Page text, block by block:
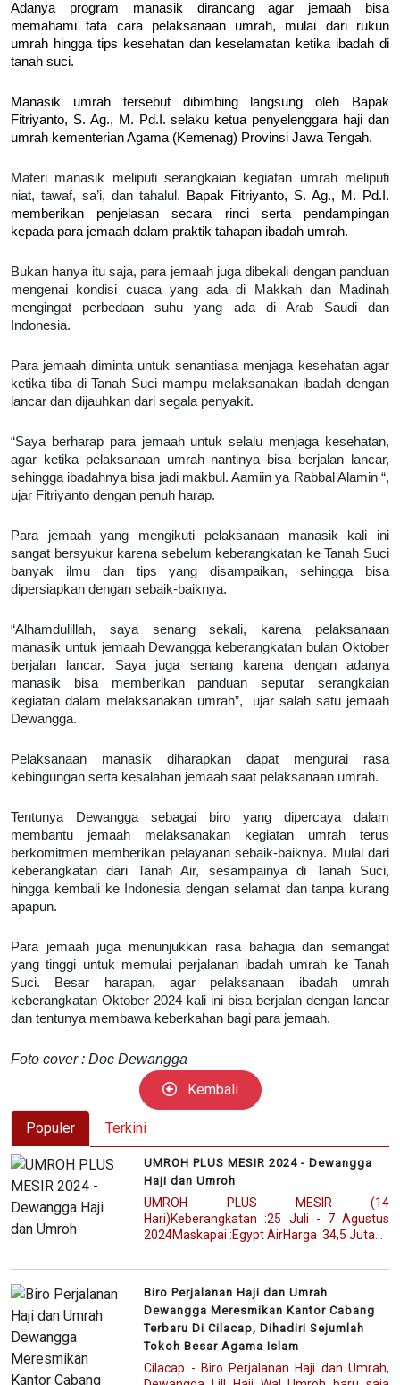
Adanya program manasik dirancang agar jemaah bisa
memahami tata cara pelaksanaan umrah, mulai dari rukun
umrah hingga tips kesehatan dan keselamatan ketika ibadah di
tanah suci.
Manasik umrah tersebut dibimbing langsung oleh Bapak
Fitriyanto, S. Ag., M. Pd.I. selaku ketua penyelenggara haji dan
umrah kementerian Agama (Kemenag) Provinsi Jawa Tengah.
Materi manasik meliputi serangkaian kegiatan umrah meliputi
niat, tawaf, sa’i, dan tahalul.
Bapak Fitriyanto, S. Ag., M. Pd.I.
memberikan penjelasan secara rinci serta pendampingan
kepada para jemaah dalam praktik tahapan ibadah umrah.
Bukan hanya itu saja, para jemaah juga dibekali dengan panduan
mengenai kondisi cuaca yang ada di Makkah dan Madinah
mengingat perbedaan suhu yang ada di Arab Saudi dan
Indonesia.
Para jemaah diminta untuk senantiasa menjaga kesehatan agar
ketika tiba di Tanah Suci mampu melaksanakan ibadah dengan
lancar dan dijauhkan dari segala penyakit.
“Saya berharap para jemaah untuk selalu menjaga kesehatan,
agar ketika pelaksanaan umrah nantinya bisa berjalan lancar,
sehingga ibadahnya bisa jadi makbul. Aamiin ya Rabbal Alamin “,
ujar Fitriyanto dengan penuh harap.
Para jemaah yang mengikuti pelaksanaan manasik kali ini
sangat bersyukur karena sebelum keberangkatan ke Tanah Suci
banyak ilmu dan tips yang disampaikan, sehingga bisa
dipersiapkan dengan sebaik-baiknya.
“Alhamdulillah, saya senang sekali, karena pelaksanaan
manasik untuk jemaah Dewangga keberangkatan bulan Oktober
berjalan lancar. Saya juga senang karena dengan adanya
manasik bisa memberikan panduan seputar serangkaian
kegiatan dalam melaksanakan umrah”, ujar salah satu jemaah
Dewangga.
Pelaksanaan manasik diharapkan dapat mengurai rasa
kebingungan serta kesalahan jemaah saat pelaksanaan umrah.
Tentunya Dewangga sebagai biro yang dipercaya dalam
membantu jemaah melaksanakan kegiatan umrah terus
berkomitmen memberikan pelayanan sebaik-baiknya. Mulai dari
keberangkatan dari Tanah Air, sesampainya di Tanah Suci,
hingga kembali ke Indonesia dengan selamat dan tanpa kurang
apapun.
Para jemaah juga menunjukkan rasa bahagia dan semangat
yang tinggi untuk memulai perjalanan ibadah umrah ke Tanah
Suci. Besar harapan, agar pelaksanaan ibadah umrah
keberangkatan Oktober 2024 kali ini bisa berjalan dengan lancar
dan tentunya membawa keberkahan bagi para jemaah.
Foto cover : Doc Dewangga
Kembali
Populer Terkini
UMROH PLUS MESIR 2024 - Dewangga
Haji dan Umroh
UMROH PLUS MESIR (14
Hari)Keberangkatan :25 Juli - 7 Agustus
2024Maskapai :Egypt AirHarga :34,5 Juta...
Biro Perjalanan Haji dan Umrah
Dewangga Meresmikan Kantor Cabang
Terbaru Di Cilacap, Dihadiri Sejumlah
Tokoh Besar Agama Islam
Cilacap - Biro Perjalanan Haji dan Umrah,